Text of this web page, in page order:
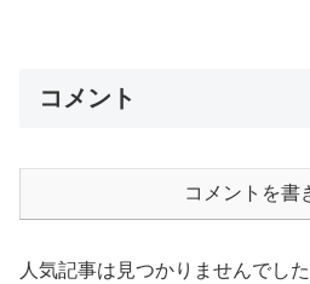
コメント
コメントを書
人気記事は見つかりませんでした